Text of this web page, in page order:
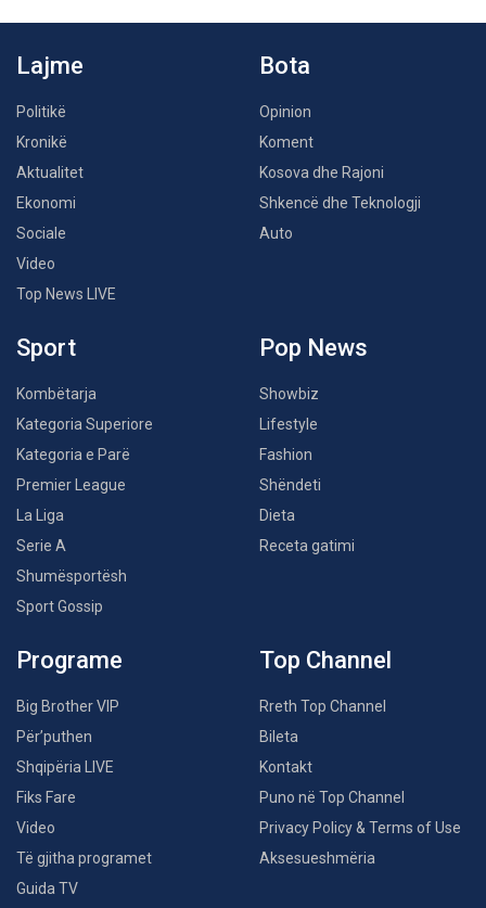
Lajme
Politikë
Kronikë
Aktualitet
Ekonomi
Sociale
Video
Top News LIVE
Bota
Opinion
Koment
Kosova dhe Rajoni
Shkencë dhe Teknologji
Auto
Sport
Kombëtarja
Kategoria Superiore
Kategoria e Parë
Premier League
La Liga
Serie A
Shumësportësh
Sport Gossip
Pop News
Showbiz
Lifestyle
Fashion
Shëndeti
Dieta
Receta gatimi
Programe
Big Brother VIP
Për’puthen
Shqipëria LIVE
Fiks Fare
Video
Të gjitha programet
Guida TV
Top Channel
Rreth Top Channel
Bileta
Kontakt
Puno në Top Channel
Privacy Policy & Terms of Use
Aksesueshmëria